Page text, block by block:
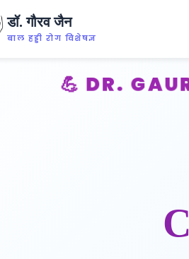
डॉ. गौरव जैन
बाल हड्डी रोग विशेषज्ञ
💪 DR.